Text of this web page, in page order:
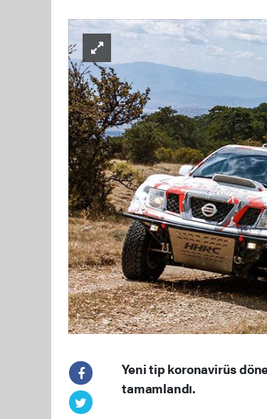
Yeni tip koronavirüs
tamamlandı.